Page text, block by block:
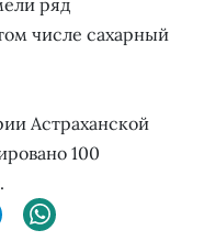
числе сахарный
Астраханской
100